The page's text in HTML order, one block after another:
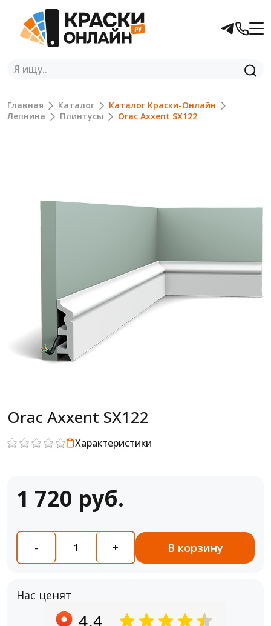
Главная Каталог
Каталог Краски-Онлайн
Лепнина
Плинтусы Orac Axxent SX122
Orac Axxent SX122
Характеристики
1 720 руб.
- + В корзину
Нас ценят